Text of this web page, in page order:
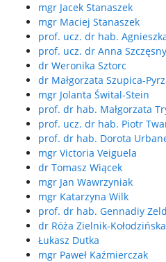
mgr Jacek Stanaszek
mgr Maciej Stanaszek
prof. ucz. dr hab.
prof. ucz. dr Anna Szczęsny
dr Weronika Sztorc
dr Małgorzata Szupica-
mgr Jolanta Śwital-Stein
prof. dr hab. Małgorzata
prof. ucz. dr hab. Piotr
prof. dr hab. Dorota
mgr Victoria Veiguela
dr Tomasz Wiącek
mgr Jan Wawrzyniak
mgr Katarzyna Wilk
prof. dr hab. Gennadiy
dr Róża Zielnik-Kołodzińska
Łukasz Dutka
mgr Paweł Kaźmierczak